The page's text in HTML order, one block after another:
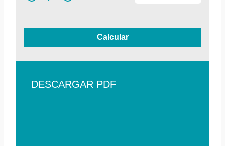
Calcular
DESCARGAR PDF